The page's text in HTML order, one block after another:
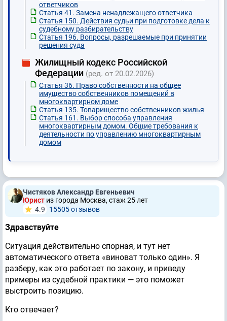
ответчиков
Статья 41. Замена ненадлежащего ответчика
Статья 150. Действия судьи при подготовке дела к
судебному разбирательству
Статья 196. Вопросы, разрешаемые при принятии
решения суда
Жилищный кодекс Российской
Федерации (ред. от 20.02.2026)
Статья 36. Право собственности на общее
имущество собственников помещений в
многоквартирном доме
Статья 135. Товарищество собственников жилья
Статья 161. Выбор способа управления
многоквартирным домом. Общие требования к
деятельности по управлению многоквартирным
домом
Чистяков Александр Евгеньевич
Юрист из города Москва, стаж 25 лет
4.9
15505 отзывов
Здравствуйте
Ситуация действительно спорная, и тут нет
автоматического ответа «виноват только один». Я
разберу, как это работает по закону, и приведу
примеры из судебной практики — это поможет
выстроить позицию.
Кто отвечает?